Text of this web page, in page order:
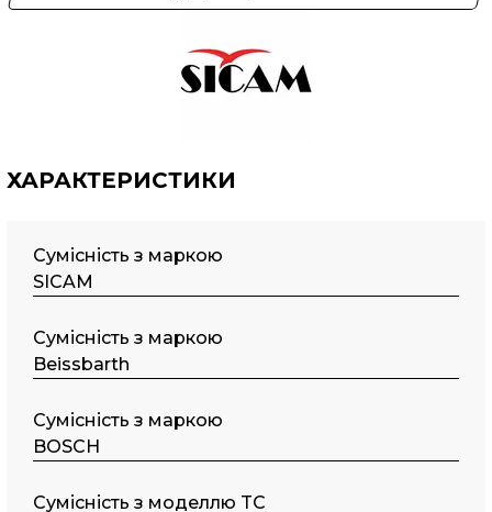
ХАРАКТЕРИСТИКИ
Сумісність з маркою
SICAM
Сумісність з маркою
Beissbarth
Сумісність з маркою
BOSCH
Сумісність з моделлю TC